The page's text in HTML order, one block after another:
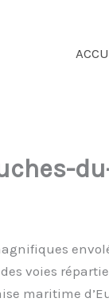
voies
maritime